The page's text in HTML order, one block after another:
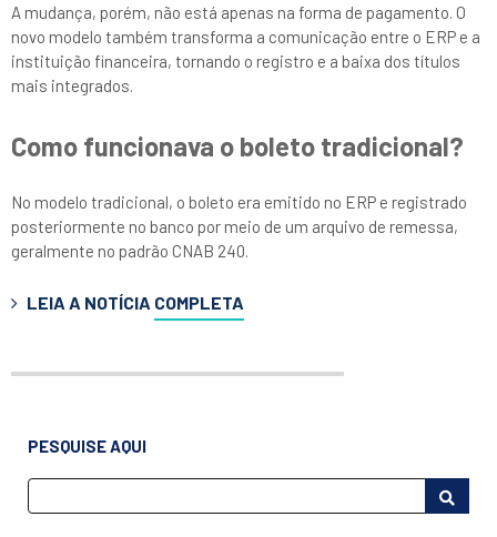
A mudança, porém, não está apenas na forma de pagamento. O
novo modelo também transforma a comunicação entre o ERP e a
instituição financeira, tornando o registro e a baixa dos títulos
mais integrados.
Como funcionava o boleto tradicional?
No modelo tradicional, o boleto era emitido no ERP e registrado
posteriormente no banco por meio de um arquivo de remessa,
geralmente no padrão CNAB 240.
LEIA A NOTÍCIA COMPLETA
PESQUISE AQUI